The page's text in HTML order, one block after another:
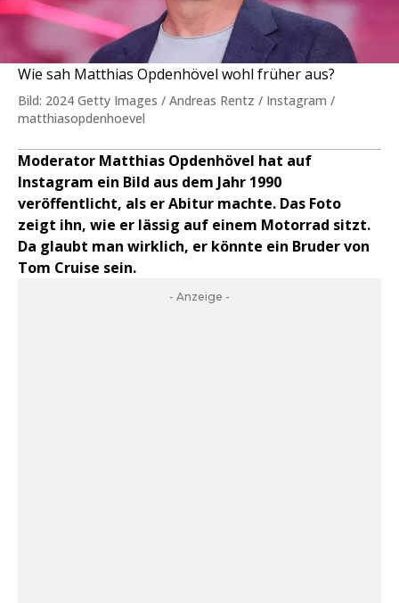
Wie sah Matthias Opdenhövel wohl früher aus?
Bild: 2024 Getty Images / Andreas Rentz / Instagram /
matthiasopdenhoevel
Moderator Matthias Opdenhövel hat auf
Instagram ein Bild aus dem Jahr 1990
veröffentlicht, als er Abitur machte. Das Foto
zeigt ihn, wie er lässig auf einem Motorrad sitzt.
Da glaubt man wirklich, er könnte ein Bruder von
Tom Cruise sein.
- Anzeige -